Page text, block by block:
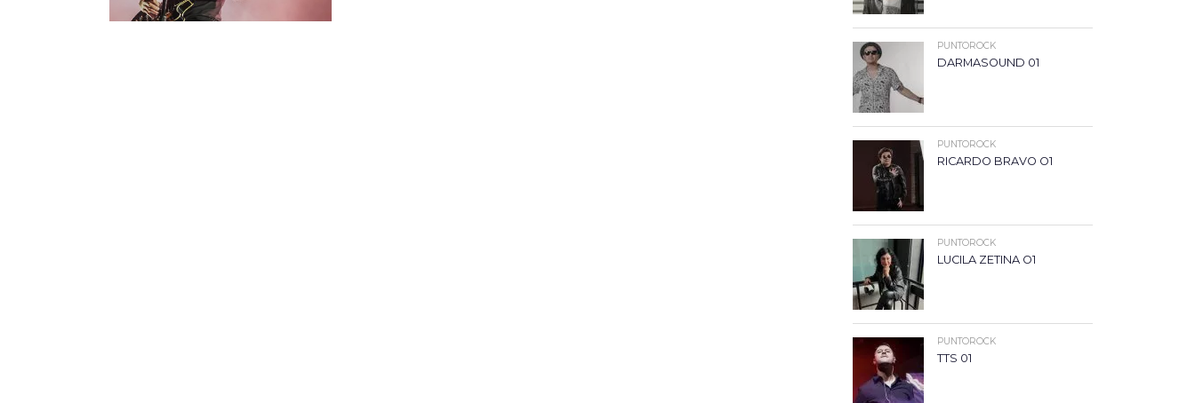
PUNTOROCK
DARMASOUND 01
PUNTOROCK
RICARDO BRAVO O1
PUNTOROCK
LUCILA ZETINA O1
PUNTOROCK
TTS 01